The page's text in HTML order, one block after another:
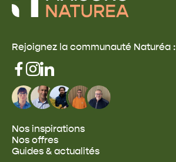
Rejoignez la communauté Naturéa :
Nos inspirations
Nos offres
Guides & actualités